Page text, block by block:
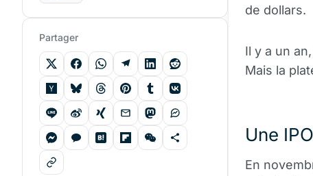
de dollars.
Il y a un
Mais la
Une
En
Partager